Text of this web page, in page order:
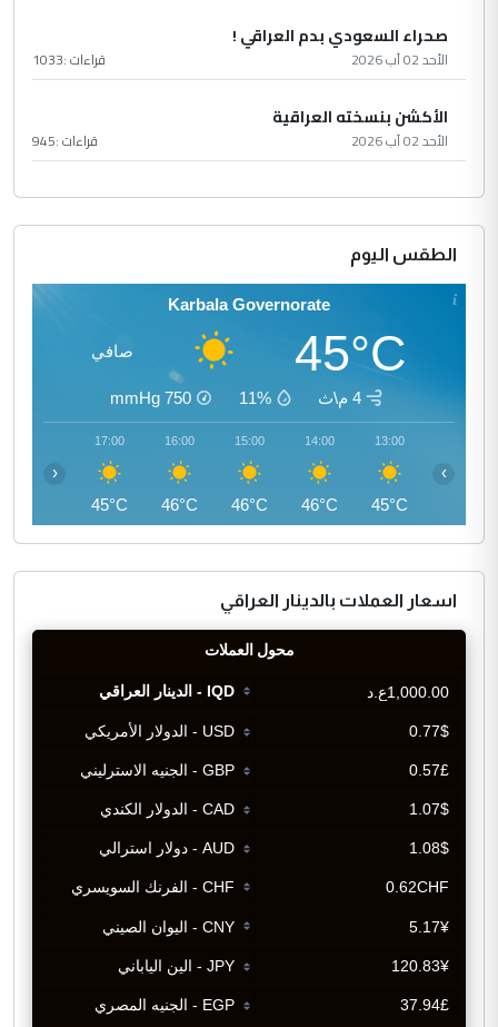
صحراء السعودي بدم العراقي !
الأحد 02 آب 2026 قراءات :1033
الأكشن بنسخته العراقية
الأحد 02 آب 2026 قراءات :945
الطقس اليوم
Karbala Governorate
45°C صافي
4 م\ث 11%
750
mmHg
13:00
45°C
14:00
46°C
15:00
46°C
16:00
46°C
17:00
45°C
‹ ›
اسعار العملات بالدينار العراقي